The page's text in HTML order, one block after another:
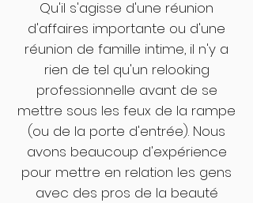
Qu'il s'agisse d'une réunion
d'affaires importante ou d'une
réunion de famille intime, il n'y a
rien de tel qu'un relooking
professionnelle avant de se
mettre sous les feux de la rampe
(ou de la porte d'entrée). Nous
avons beaucoup d'expérience
pour mettre en relation les gens
avec des pros de la beauté